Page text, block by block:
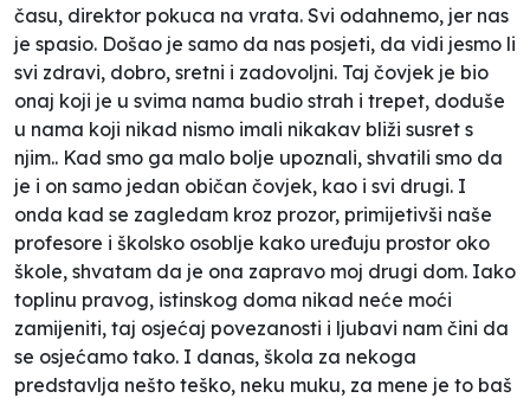
času, direktor pokuca na vrata. Svi odahnemo, jer nas
je spasio. Došao je samo da nas posjeti, da vidi jesmo li
svi zdravi, dobro, sretni i zadovoljni. Taj čovjek je bio
onaj koji je u svima nama budio strah i trepet, doduše
u nama koji nikad nismo imali nikakav bliži susret s
njim.. Kad smo ga malo bolje upoznali, shvatili smo da
je i on samo jedan običan čovjek, kao i svi drugi. I
onda kad se zagledam kroz prozor, primijetivši naše
profesore i školsko osoblje kako uređuju prostor oko
škole, shvatam da je ona zapravo moj drugi dom. Iako
toplinu pravog, istinskog doma nikad neće moći
zamijeniti, taj osjećaj povezanosti i ljubavi nam čini da
se osjećamo tako. I danas, škola za nekoga
predstavlja nešto teško, neku muku, za mene je to baš